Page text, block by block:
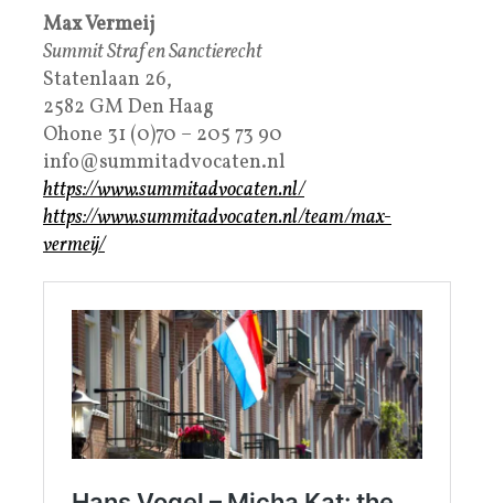
Max Vermeij
Summit Straf en Sanctierecht
Statenlaan 26,
2582 GM Den Haag
Ohone 31 (0)70 – 205 73 90
info@summitadvocaten.nl
https://www.summitadvocaten.nl/
https://www.summitadvocaten.nl/team/max-
vermeij/